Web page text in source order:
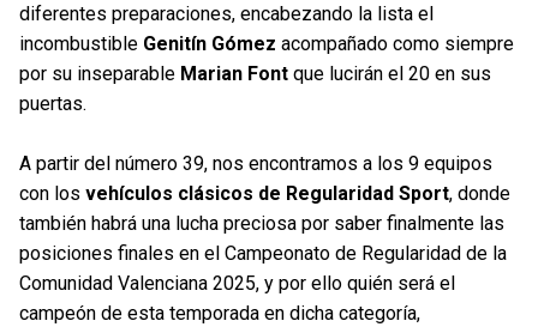
diferentes preparaciones, encabezando la lista el
incombustible Genitín Gómez acompañado como siempre
por su inseparable Marian Font que lucirán el 20 en sus
puertas.
A partir del número 39, nos encontramos a los 9 equipos
con los vehículos clásicos de Regularidad Sport, donde
también habrá una lucha preciosa por saber finalmente las
posiciones finales en el Campeonato de Regularidad de la
Comunidad Valenciana 2025, y por ello quién será el
campeón de esta temporada en dicha categoría,